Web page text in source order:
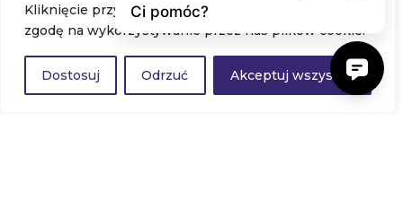
Kliknięcie przycisku „Akceptuj wszystkie” oznacza
zgodę na wykorzystywanie przez nas plików cookie.
Dostosuj Odrzuć Akceptuj wszystko
Szkolenia stacjonarne
WAŻNE LINKI
Polityka prywatności